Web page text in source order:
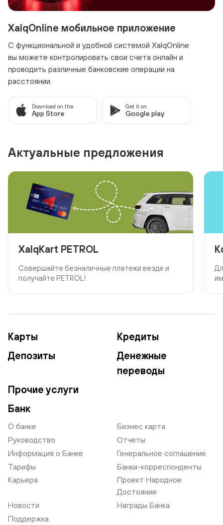
XalqOnline мобильное приложение
С функциональной и удобной системой XalqOnline
вы можете контролировать свои счета онлайн и
проводить различные банковские операции на
расстоянии.
Download on the
App Store
Get it on
Google play
Актуальные предложения
XalqKart PETROL
Совершайте безналичные платежи везде и
получайте PETROL!
Карты
Кредиты
Депозиты
Денежные
переводы
Прочие услуги
Банк
О банке
Бизнес карта
Руководство
Отчеты
Информация о Банке
Генеральное соглашение
Тарифы
Банки-корреспонденты
Карьера
Проект Народное
Достояние
Новости
Награды Банка
Поддержка